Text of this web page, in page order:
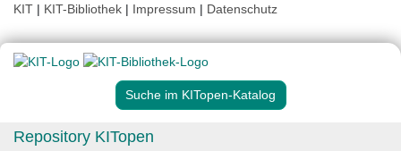
KIT | KIT-Bibliothek | Impressum | Datenschutz
Suche im KITopen-Katalog
Repository KITopen